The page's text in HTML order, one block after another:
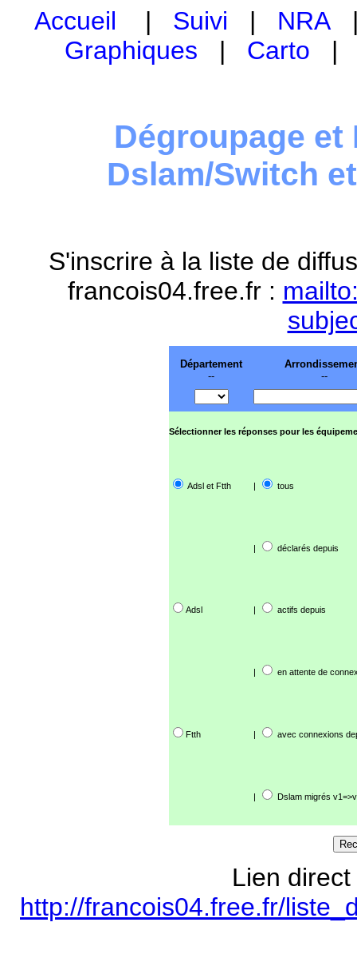
Accueil | Suivi | NRA
Graphiques | Carto
Dégroupage et
Dslam/Switch
S'inscrire à la liste de
francois04.free.fr :
Département
--
--
Sélectionner les réponses pour les
Adsl et Ftth | tous
| déclarés depuis
Adsl | actifs depuis
| en attente de
Ftth | avec connexions
| Dslam migrés
Lien
http://francois04.free.fr/